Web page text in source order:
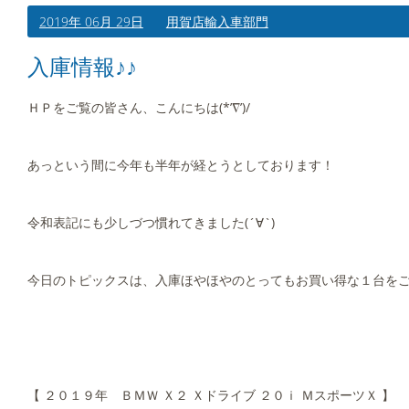
2019年 06月 29日 用賀店輸入車部門
入庫情報♪♪
ＨＰをご覧の皆さん、こんにちは(*’∇’)/
あっという間に今年も半年が経とうとしております！
令和表記にも少しづつ慣れてきました(´∀`)
今日のトピックスは、入庫ほやほやのとってもお買い得な１台を
【 ２０１９年 ＢＭＷ Ｘ２ Ｘドライブ ２０ｉ ＭスポーツＸ 】